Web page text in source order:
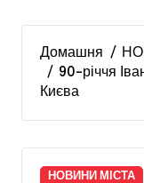
Домашня
90-річчя
Києва
НОВИНИ МІСТА